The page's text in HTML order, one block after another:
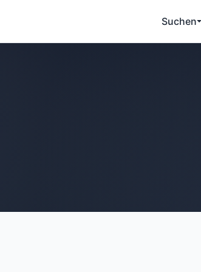
Suchen